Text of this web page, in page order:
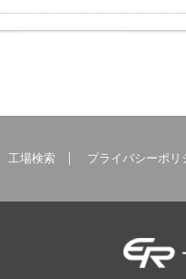
工場検索 プライバシーポリ